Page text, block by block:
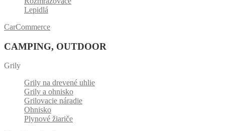
Lepidlá
CarCommerce
CAMPING, OUTDOOR
Grily
Grily na drevené uhlie
Grily a ohnisko
Grilovacie náradie
Ohnisko
Plynové žiariče